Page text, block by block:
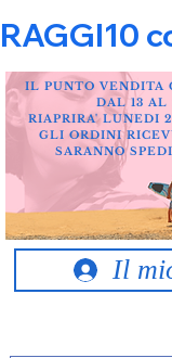
RAGGI10
Il
IL PUNTO VENDITA
DAL 13 AL
RIAPRIRA' LUNEDI
GLI ORDINI
SARANNO